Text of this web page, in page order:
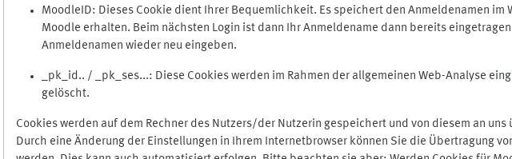
MoodleID: Dieses Cookie dient Ihrer Bequemlichkeit. Es speichert den Anmeldenamen
Moodle erhalten. Beim nächsten Login ist dann Ihr Anmeldename dann bereits
Anmeldenamen wieder neu eingeben.
_pk_id.. / _pk_ses...: Diese Cookies werden im Rahmen der allgemeinen Web-Analyse
gelöscht.
Cookies werden auf dem Rechner des Nutzers/der Nutzerin gespeichert und von diesem an
Durch eine Änderung der Einstellungen in Ihrem Internetbrowser können Sie die Übertragung